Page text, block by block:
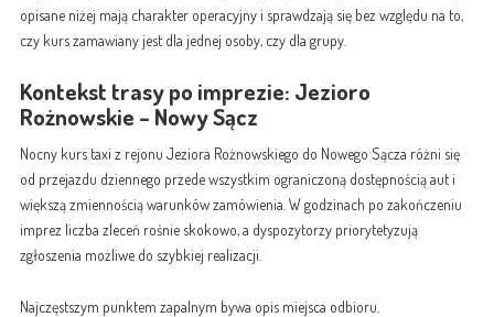
opisane niżej mają charakter operacyjny i sprawdzają się bez względu na to,
czy kurs zamawiany jest dla jednej osoby, czy dla grupy.
Kontekst trasy po imprezie: Jezioro
Rożnowskie – Nowy Sącz
Nocny kurs taxi z rejonu Jeziora Rożnowskiego do Nowego Sącza różni się
od przejazdu dziennego przede wszystkim ograniczoną dostępnością aut i
większą zmiennością warunków zamówienia. W godzinach po zakończeniu
imprez liczba zleceń rośnie skokowo, a dyspozytorzy priorytetyzują
zgłoszenia możliwe do szybkiej realizacji.
Najczęstszym punktem zapalnym bywa opis miejsca odbioru.